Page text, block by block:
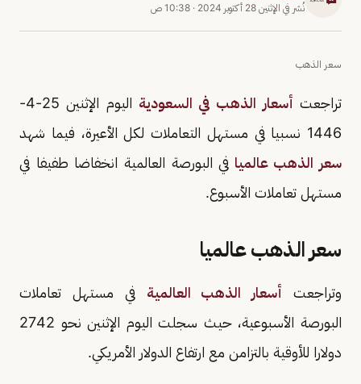
نُشر في الإثنين 28 أكتوبر 2024 · 10:38 ص
سعر الذهب
تراجعت أسعار الذهب في السعودية
اليوم الإثنين 25-4-
1446 نسبيا في مستهل التعاملات لكل الأعيرة، فيما شهد
سعر الذهب عالميا في البورصة العالمية انخفاضا طفيفا في
مستهل تعاملات الأسبوع.
سعر الذهب عالميا
وتراجعت أسعار الذهب العالمية في مستهل تعاملات
البورصة الأسبوعية، حيث سجلت اليوم الإثنين نحو 2742
دولارا للأوقية بالتزامن مع ارتفاع الدولار الأمريكي.